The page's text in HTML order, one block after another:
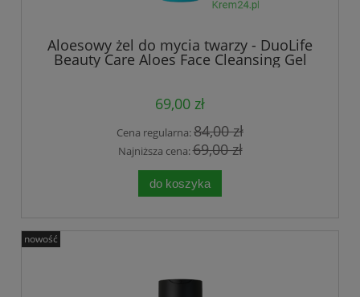
Aloesowy żel do mycia twarzy - DuoLife
Beauty Care Aloes Face Cleansing Gel
69,00 zł
Cena regularna:84,00 zł
Najniższa cena:69,00 zł
do koszyka
nowość